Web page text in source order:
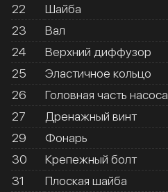
22
Шайба
23
Вал
24
Верхний диффузор
25
Эластичное кольцо
26
Головная часть насоса
27
Дренажный винт
29
Фонарь
30
Крепежный болт
31
Плоская шайба